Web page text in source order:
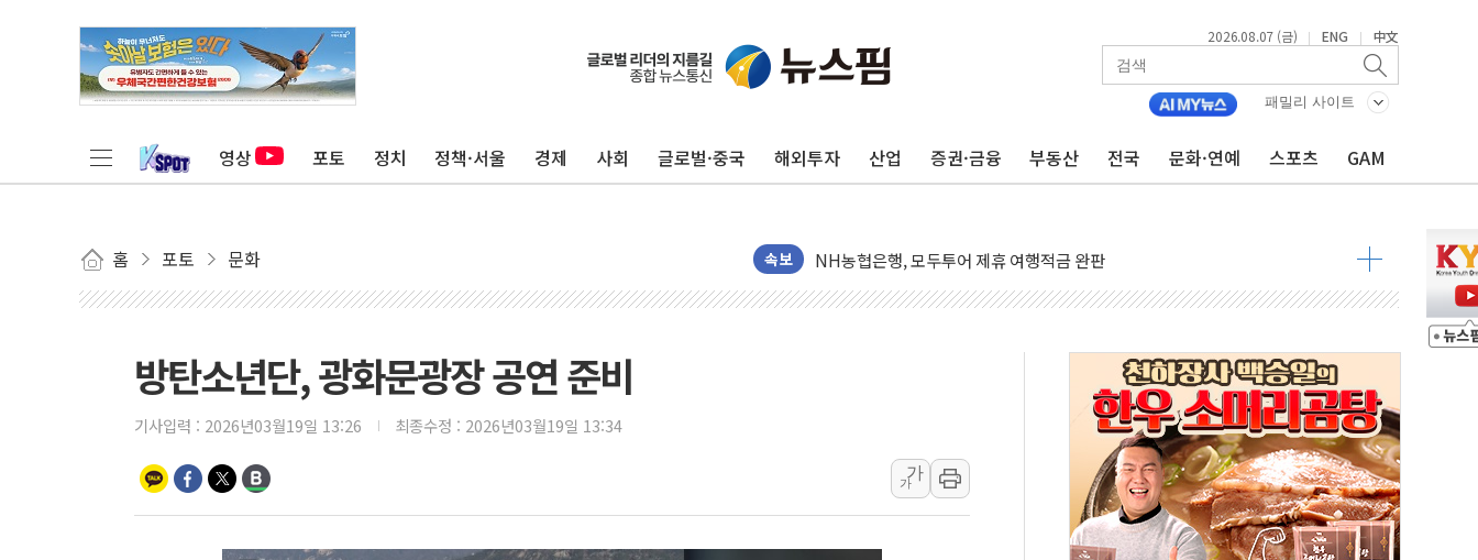
2026.08.07 (금) | ENG | 中文
패밀리 사이트
영상 포토 정치 정책·서울 경제 사회 글로벌·중국 해외투자 산업 증권·금융 부동산 전국 문화·연예 스포츠 GAM
홈 포토 문화 속보
전남광주 화정역 인근 도로 4중 추돌…1명 심정지·5명 부상
'해병 순직 책임' 임성근 전 사단장 항소심도 징역 3년
헥토이노베이션, 상반기 매출 첫 2000억원 돌파
NH농협은행, 모두투어 제휴 여행적금 완판
민병덕 "오늘 67개 점포 영업 재개...장바구니에 홈플러스 담아달라" 호소
종합특검, '尹 관저 이전 감사 무마' 유병호 구속 기소
코스피·코스닥 오전 동반 하락…내린 종목이 두 배 넘어
'입추'인데 연일 찜통더위…김성환 기후부 장관 "예측범위 벗어나도 즉시대응"
"최대 2시간 앞서 침수 예측"…건설연, AI 위험기상 기술 개발
유니슨 "국내생산세액공제·인증제도 개선 수혜 기대"
창호 교체하다 난간 무너져…대전서 50대 일용직 추락 사망
장동혁 "규제와 대출 풀고 재개발·재건축 촉진하는 것이 부동산 정상화"
방탄소년단, 광화문광장 공연 준비
기사입력 : 2026년03월19일 13:26 최종수정 : 2026년03월19일 13:34
가
가